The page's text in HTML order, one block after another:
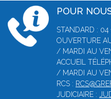
POUR
STANDARD : 04
OUVERTURE
/ MARDI AU
ACCUEIL
/ MARDI AU
RCS :
JUDICIAIRE :